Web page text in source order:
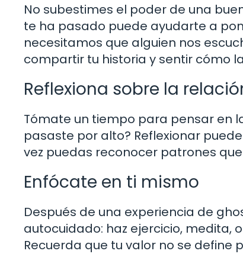
No subestimes el poder de una
te ha pasado puede ayudarte a
necesitamos que alguien nos
compartir tu historia y sentir cómo
Reflexiona sobre la
Tómate un tiempo para pensar en
pasaste por alto? Reflexionar
vez puedas reconocer patrones
Enfócate en ti mismo
Después de una experiencia de
autocuidado: haz ejercicio, medita,
Recuerda que tu valor no se